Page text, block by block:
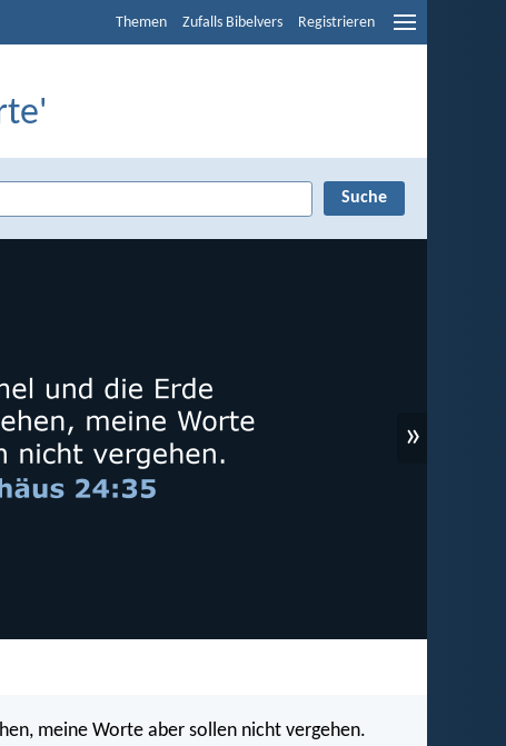
Themen Zufalls Bibelvers Registrieren
»
meine Worte aber sollen nicht vergehen.